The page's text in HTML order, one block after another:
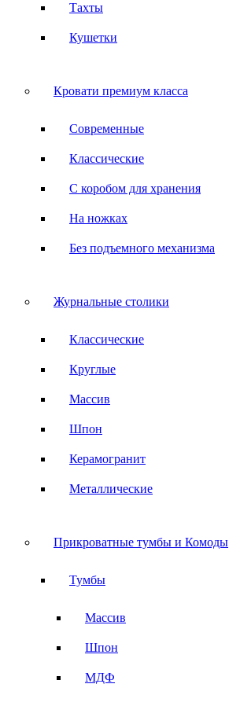
Тахты
Кушетки
Кровати премиум класса
Современные
Классические
С коробом для хранения
На ножках
Без подъемного механизма
Журнальные столики
Классические
Круглые
Массив
Шпон
Керамогранит
Металлические
Прикроватные тумбы и Комоды
Тумбы
Массив
Шпон
МДФ